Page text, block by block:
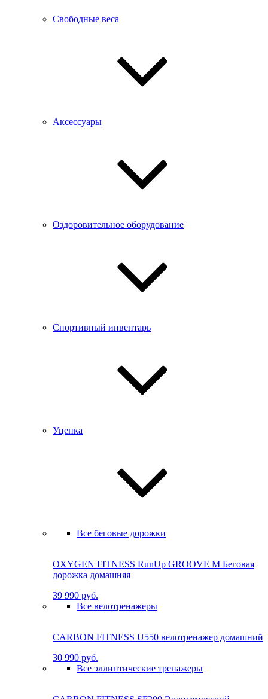
Свободные веса
Аксессуары
Оздоровительное оборудование
Спортивный инвентарь
Уценка
Все беговые дорожки
OXYGEN FITNESS RunUp GROOVE M Бе­го­вая
до­рож­ка до­маш­няя
39 990 руб.
Все велотренажеры
CARBON FITNESS U550 велотренажер домашний
30 990 руб.
Все эллиптические тренажеры